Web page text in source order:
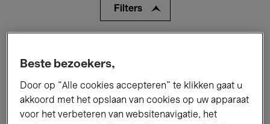
Filters
Performances Lezingen & Debatten
Beste bezoekers,
Door op “Alle cookies accepteren” te klikken gaat u
akkoord met het opslaan van cookies op uw apparaat
voor het verbeteren van websitenavigatie, het